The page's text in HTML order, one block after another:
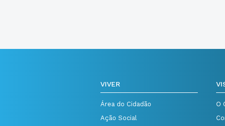
VIVER
Área do Cidadão
Ação Social
O